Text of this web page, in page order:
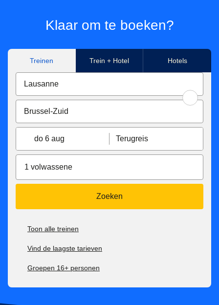
Klaar om te boeken?
Treinen Trein + Hotel Hotels
do 6 aug Terugreis
1 volwassene
Zoeken
Toon alle treinen
Vind de laagste tarieven
Groepen 16+ personen